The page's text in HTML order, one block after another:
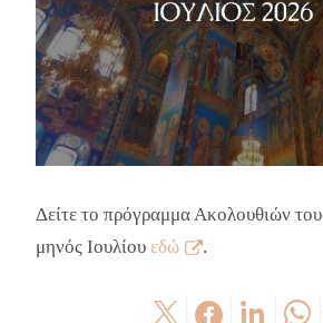
Δείτε το πρόγραμμα Ακολουθιών του
μηνός Ιουλίου εδώ .